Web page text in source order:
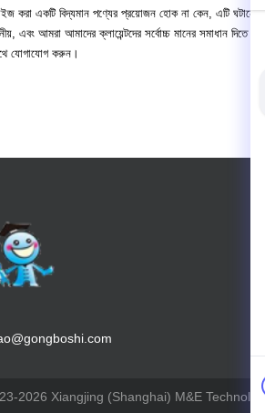
করা একটি বিদ্যমান পণ্যের প্রয়োজন হোক না কেন, এটি
এবং আমরা আমাদের ক্লায়েন্টদের সর্বোচ্চ মানের সমাধান দিতে
যোগাযোগ করুন।
2023-2026 Xiangjing (Shanghai) M&E